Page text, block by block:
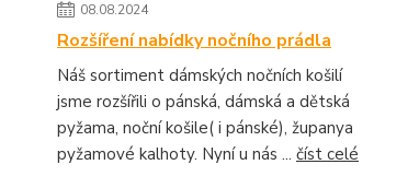
08.08.2024
Rozšíření nabídky nočního prádla
Náš sortiment dámských nočních košilí
jsme rozšířili o pánská, dámská a dětská
pyžama, noční košile( i pánské), županya
pyžamové kalhoty. Nyní u nás ... číst celé